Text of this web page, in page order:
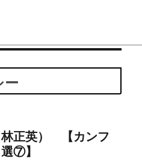
ー
林正英） 【カンフ
⑦】